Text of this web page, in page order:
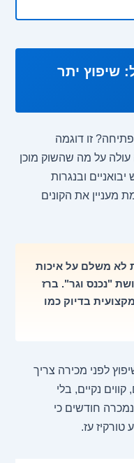
200,000 שקל: שיפוץ יתר
זו דוגמה
על מה שהשוק מוכן
ובנגרות
מעניין את הקונים
לא משלם על איכות
"נכנס וגר". ברז
מקצועית בדיוק כמו
לפני מכירה צריך
קווים נקיים, בלי
חודשים כי
עז.